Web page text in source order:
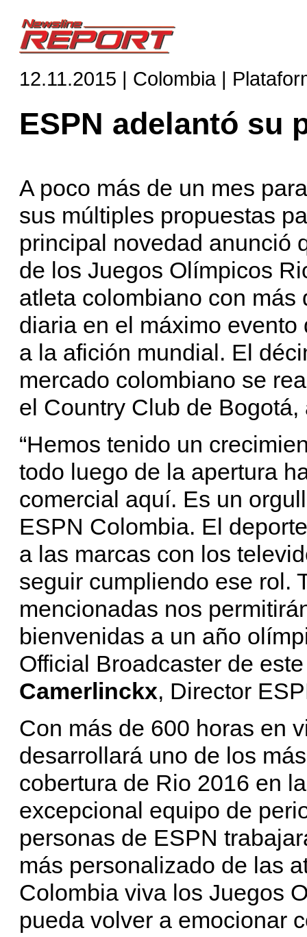
12.11.2015 | Colombia |
ESPN adelantó su
A poco más de un mes
sus múltiples propuestas
principal novedad anunció
de los Juegos Olímpicos
atleta colombiano con
diaria en el máximo
a la afición mundial. El
mercado colombiano se
el Country Club de
“Hemos tenido un
todo luego de la apertura
comercial aquí. Es un
ESPN Colombia. El
a las marcas con los
seguir cumpliendo ese rol.
mencionadas nos
bienvenidas a un año
Official Broadcaster de
Camerlinckx, Director
Con más de 600 horas en
desarrollará uno de los
cobertura de Rio 2016 en
excepcional equipo de
personas de ESPN
más personalizado de las
Colombia viva los Juegos
pueda volver a emocionar